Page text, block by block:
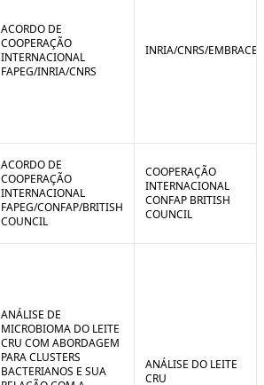
ACORDO DE
COOPERAÇÃO
INTERNACIONAL
FAPEG/INRIA/CNRS
INRIA/CNRS/EMBRACE
ACORDO DE
COOPERAÇÃO
INTERNACIONAL
FAPEG/CONFAP/BRITISH
COUNCIL
COOPERAÇÃO
INTERNACIONAL
CONFAP BRITISH
COUNCIL
ANÁLISE DE
MICROBIOMA DO LEITE
CRU COM ABORDAGEM
PARA CLUSTERS
BACTERIANOS E SUA
ANÁLISE DO LEITE
CRU